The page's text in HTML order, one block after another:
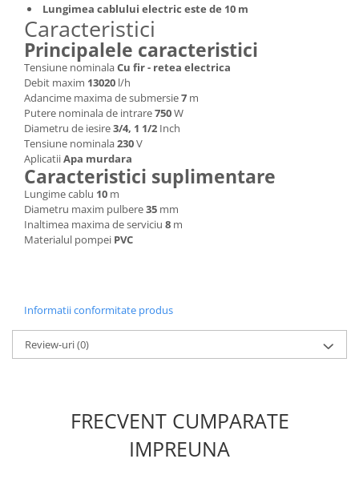
Sere
Sobe pe gaz & electrice
Suflante & Aspiratoare
Aspiratoare
Suflante Frunze
Unelte Gradinarit
Ventilatoare & Sisteme Racire
Aparate de aer conditionat
Ventilatoare
Zootehnie
Foarfeci tuns oi
Lungimea cablului electric este de 10 m
Caracteristici
Principalele caracteristici
Tensiune nominalaCu fir - retea electrica
Debit maxim 13020 l/h
Adancime maxima de submersie7 m
Putere nominala de intrare750W
Diametru de iesire3/4, 1 1/2 Inch
Tensiune nominala230V
AplicatiiApa murdara
Caracteristici suplimentare
Lungime cablu 10 m
Diametru maxim pulbere35 mm
Inaltimea maxima de serviciu 8 m
Materialul pompei PVC
Informatii conformitate produs
Review-uri(0)
FRECVENT CUMPARATE
IMPREUNA